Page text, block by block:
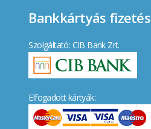
Bankkártyás fizetés
Szolgáltató: CIB Bank Zrt.
Elfogadott kártyák: